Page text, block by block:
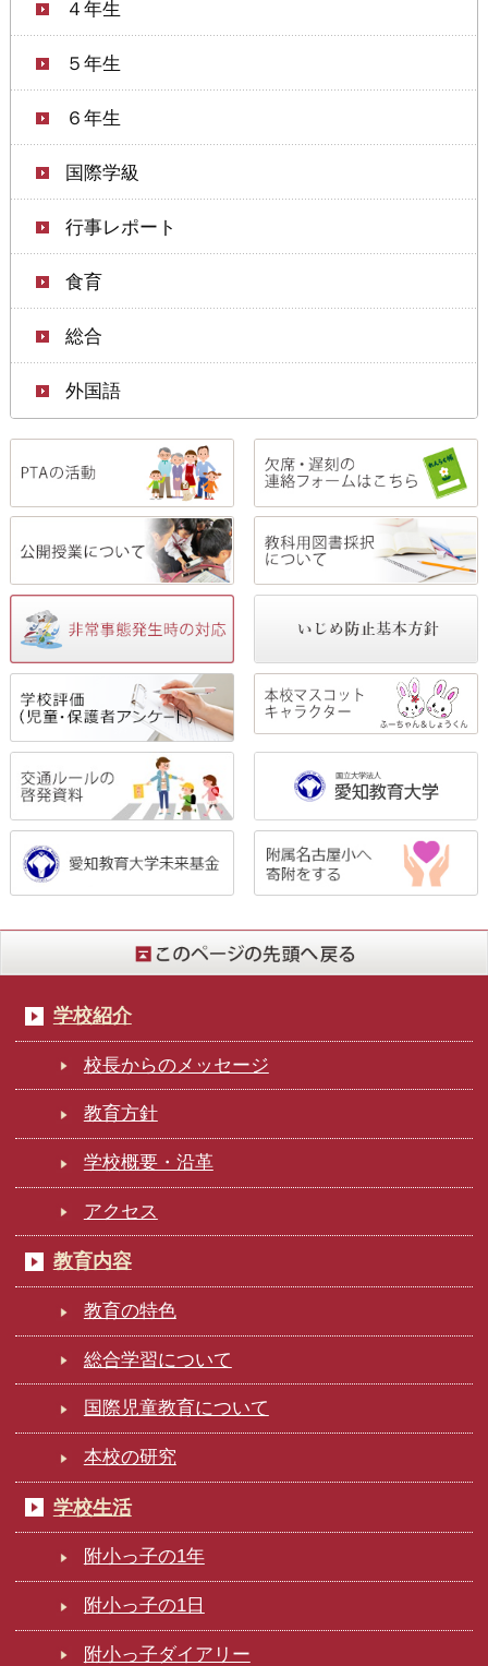
４年生
５年生
６年生
国際学級
行事レポート
食育
総合
外国語
学校紹介
校長からのメッセージ
教育方針
学校概要・沿革
アクセス
教育内容
教育の特色
総合学習について
国際児童教育について
本校の研究
学校生活
附小っ子の1年
附小っ子の1日
附小っ子ダイアリー